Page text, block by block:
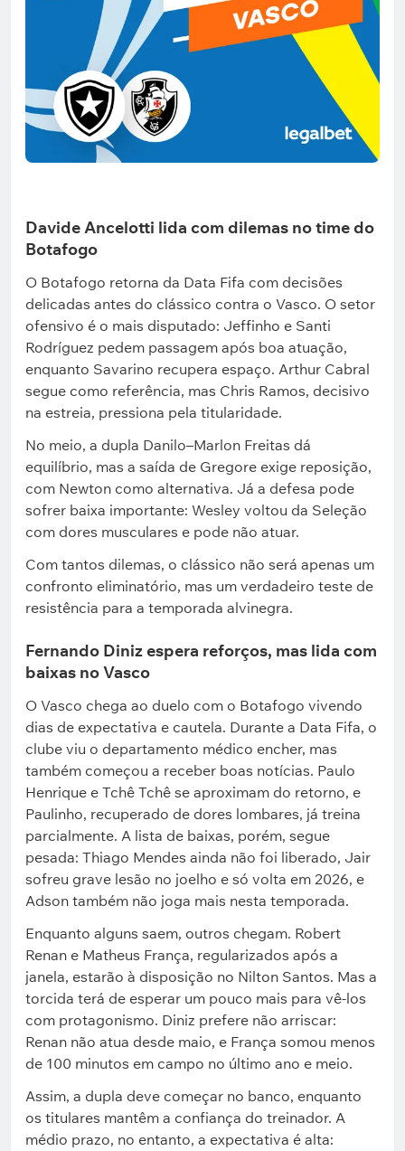
Davide Ancelotti lida com dilemas no time do
Botafogo
O Botafogo retorna da Data Fifa com decisões
delicadas antes do clássico contra o Vasco. O setor
ofensivo é o mais disputado: Jeffinho e Santi
Rodríguez pedem passagem após boa atuação,
enquanto Savarino recupera espaço. Arthur Cabral
segue como referência, mas Chris Ramos, decisivo
na estreia, pressiona pela titularidade.
No meio, a dupla Danilo–Marlon Freitas dá
equilíbrio, mas a saída de Gregore exige reposição,
com Newton como alternativa. Já a defesa pode
sofrer baixa importante: Wesley voltou da Seleção
com dores musculares e pode não atuar.
Com tantos dilemas, o clássico não será apenas um
confronto eliminatório, mas um verdadeiro teste de
resistência para a temporada alvinegra.
Fernando Diniz espera reforços, mas lida com
baixas no Vasco
O Vasco chega ao duelo com o Botafogo vivendo
dias de expectativa e cautela. Durante a Data Fifa, o
clube viu o departamento médico encher, mas
também começou a receber boas notícias. Paulo
Henrique e Tchê Tchê se aproximam do retorno, e
Paulinho, recuperado de dores lombares, já treina
parcialmente. A lista de baixas, porém, segue
pesada: Thiago Mendes ainda não foi liberado, Jair
sofreu grave lesão no joelho e só volta em 2026, e
Adson também não joga mais nesta temporada.
Enquanto alguns saem, outros chegam. Robert
Renan e Matheus França, regularizados após a
janela, estarão à disposição no Nilton Santos. Mas a
torcida terá de esperar um pouco mais para vê-los
com protagonismo. Diniz prefere não arriscar:
Renan não atua desde maio, e França somou menos
de 100 minutos em campo no último ano e meio.
Assim, a dupla deve começar no banco, enquanto
os titulares mantêm a confiança do treinador. A
médio prazo, no entanto, a expectativa é alta: